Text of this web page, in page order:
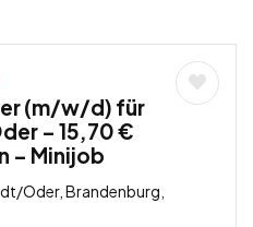
(m/w/d) für
– 15,70 €
– Minijob
Oder, Brandenburg,